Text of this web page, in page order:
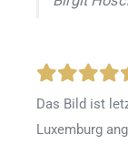
Das Bild ist
Luxemburg